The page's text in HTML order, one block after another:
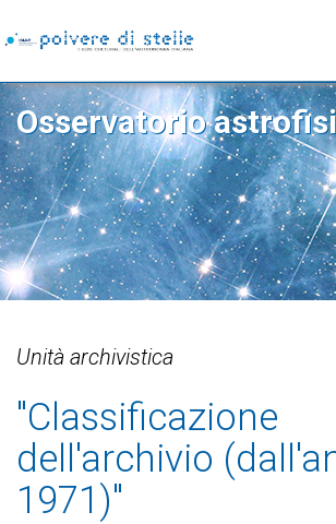
Unità archivistica
"Classificazione
dell'archivio
1971)"